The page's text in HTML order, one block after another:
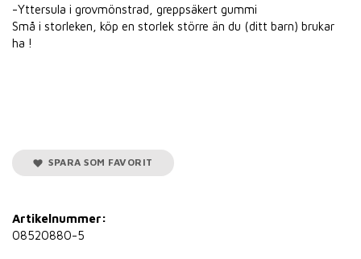
-Yttersula i grovmönstrad, greppsäkert gummi
Små i storleken, köp en storlek större än du (ditt barn) brukar
ha !
SPARA SOM FAVORIT
Artikelnummer:
08520880-5